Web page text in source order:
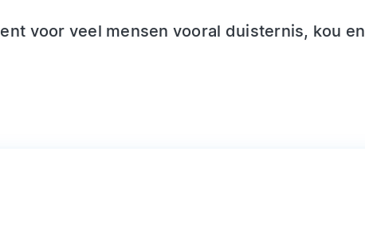
voor veel mensen vooral duisternis, kou en